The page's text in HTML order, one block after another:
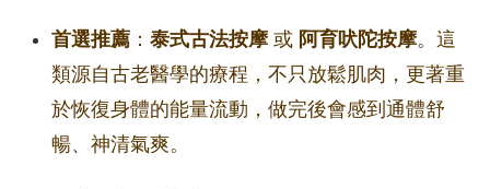
首選推薦 ： 泰式古法按摩或 阿育吠陀按摩。這
類源自古老醫學的療程，不只放鬆肌肉，更著重
於恢復身體的能量流動，做完後會感到通體舒
暢、神清氣爽。